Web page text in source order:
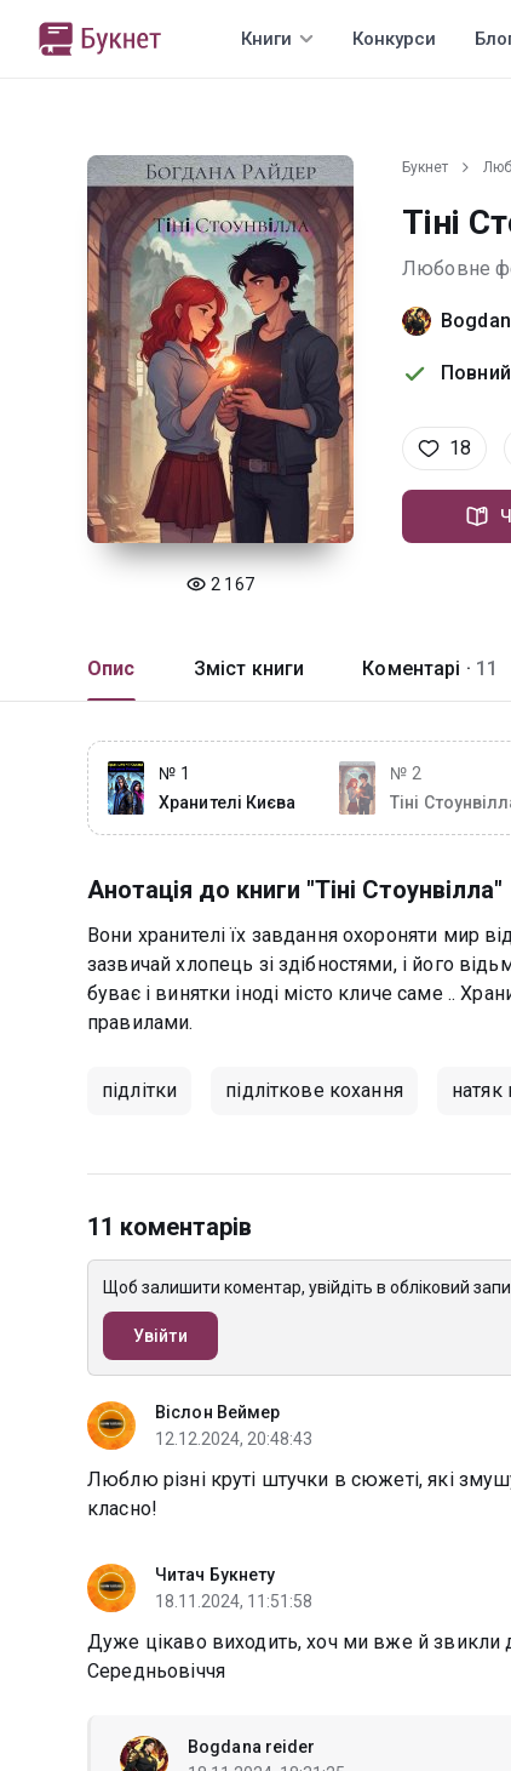
Книги Конкурси
2 167
Букнет
Тіні
Любовне
Повний
18
Опис Зміст книги Коментарі · 11
№ 1
Хранителі Києва
№ 2
Тіні
Анотація до книги "Тіні Стоунвілла"
Вони хранителі їх завдання охороняти мир
зазвичай хлопець зі здібностями, і його
буває і винятки іноді місто кличе саме ..
правилами.
підлітки підліткове кохання натяк
11 коментарів
Щоб залишити коментар, увійдіть в обліковий
Увійти
Віслон Веймер
12.12.2024, 20:48:43
Люблю різні круті штучки в сюжеті, які
класно!
Читач Букнету
18.11.2024, 11:51:58
Дуже цікаво виходить, хоч ми вже й звикли
Середньовіччя
Bogdana reider